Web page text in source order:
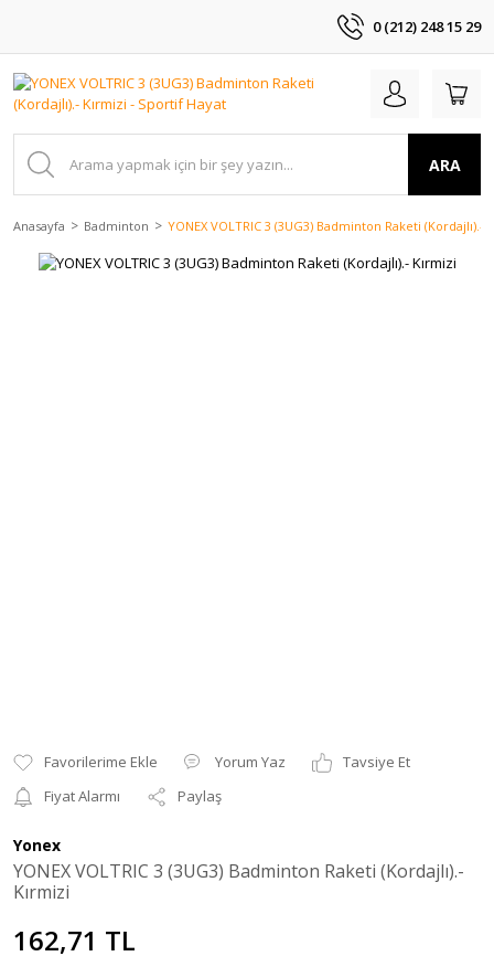
0 (212) 248 15 29
ARA
Anasayfa Badminton YONEX VOLTRIC 3 (3UG3) Badminton Raketi (Kordajlı).-
Yorum Yaz
Tavsiye Et
Fiyat Alarmı
Paylaş
Yonex
YONEX VOLTRIC 3 (3UG3) Badminton Raketi (Kordajlı).-
Kırmizi
162,71 TL